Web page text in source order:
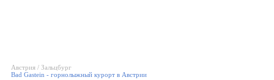
Австрия / Зальцбург
Bad Gastein - горнолыжный курорт в Австрии